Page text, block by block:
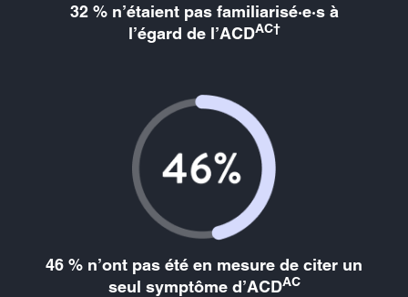
32 % n’étaient pas familiarisé·e·s à
l’égard de l’ACDAC†
46 % n’ont pas été en mesure de citer un
seul symptôme d’ACDAC